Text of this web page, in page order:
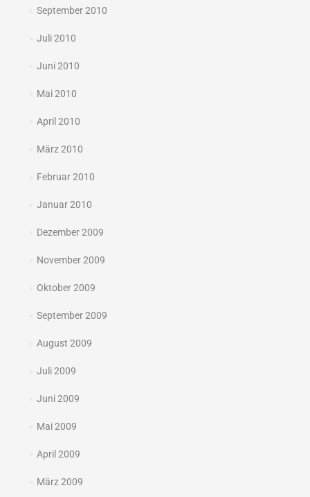
September 2010
Juli 2010
Juni 2010
Mai 2010
April 2010
März 2010
Februar 2010
Januar 2010
Dezember 2009
November 2009
Oktober 2009
September 2009
August 2009
Juli 2009
Juni 2009
Mai 2009
April 2009
März 2009